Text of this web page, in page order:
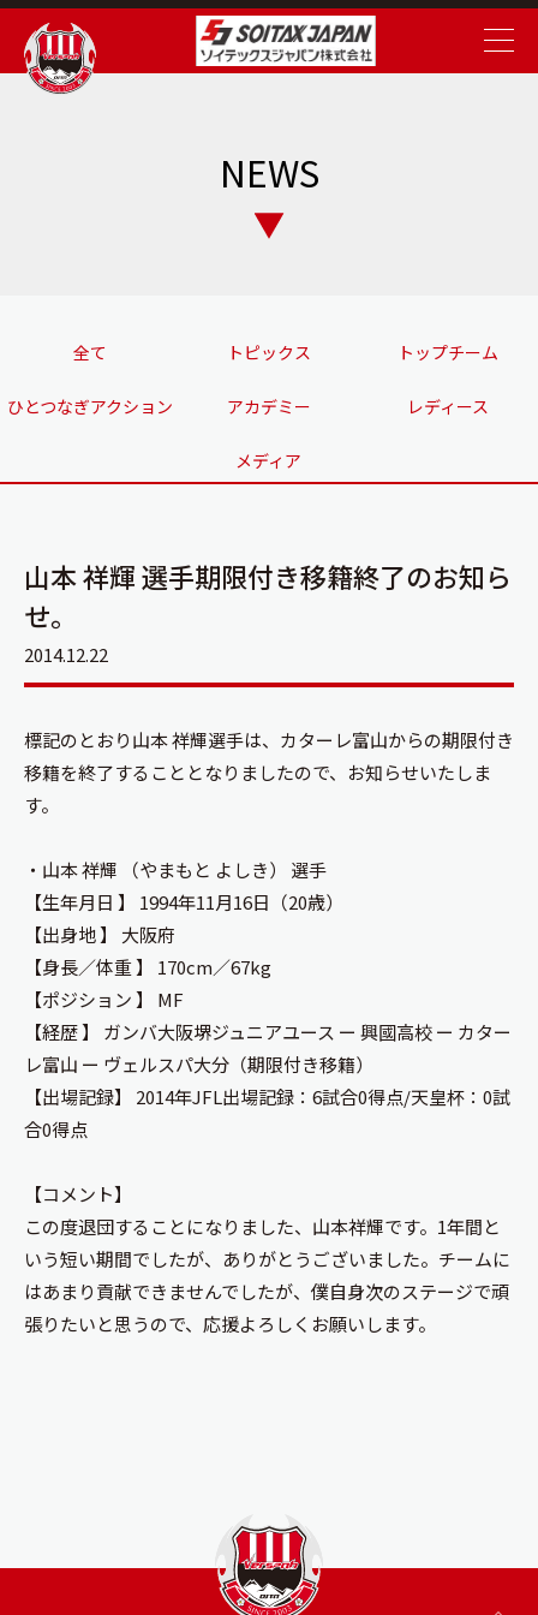
NEWS
全て トピックス トップチーム
ひとつなぎアクション アカデミー レディース
メディア
山本 祥輝 選手期限付き移籍終了のお知ら
せ。
2014.12.22
標記のとおり山本 祥輝選手は、カターレ富山からの期限付き
移籍を終了することとなりましたので、お知らせいたしま
す。
・山本 祥輝 （やまもと よしき） 選手
【生年月日 】 1994年11月16日（20歳）
【出身地 】 大阪府
【身長／体重 】 170cm／67kg
【ポジション 】 MF
【経歴 】 ガンバ大阪堺ジュニアユース ー 興國高校 ー カター
レ富山 ー ヴェルスパ大分（期限付き移籍）
【出場記録】 2014年JFL出場記録：6試合0得点/天皇杯：0試
合0得点
【コメント】
この度退団することになりました、山本祥輝です。1年間と
いう短い期間でしたが、ありがとうございました。チームに
はあまり貢献できませんでしたが、僕自身次のステージで頑
張りたいと思うので、応援よろしくお願いします。